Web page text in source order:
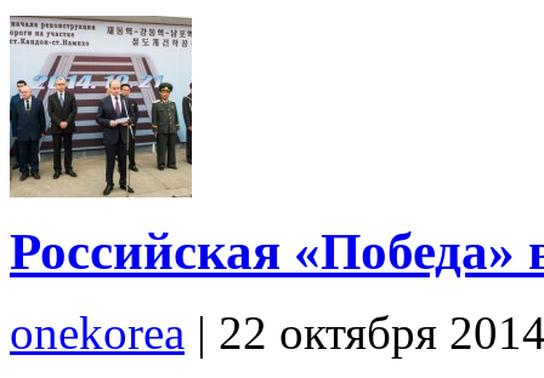
Российская
onekorea | 22 октября